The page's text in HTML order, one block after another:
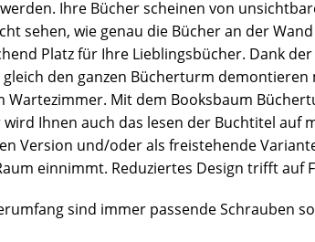
Ihre Bücher scheinen von
sehen, wie genau die Bücher an der
Platz für Ihre Lieblingsbücher. Dank
gleich den ganzen Bücherturm
Wartezimmer. Mit dem Booksbaum
wird Ihnen auch das lesen der Buchtitel auf
Version und/oder als freistehende
einnimmt. Reduziertes Design trifft auf
sind immer passende Schrauben